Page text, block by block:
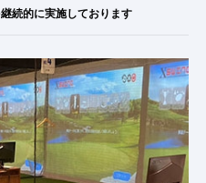
続的に実施しております